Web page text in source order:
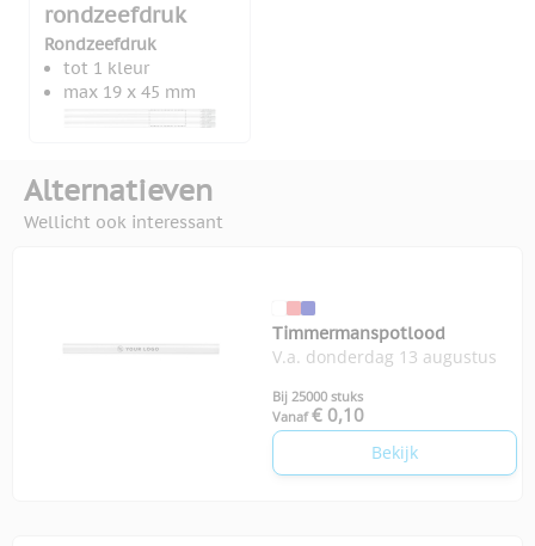
rondzeefdruk
Rondzeefdruk
tot 1 kleur
max 19 x 45 mm
Alternatieven
Wellicht ook interessant
Timmermanspotlood
V.a. donderdag 13 augustus
Bij 25000 stuks
Vanaf € 0,10
Bekijk